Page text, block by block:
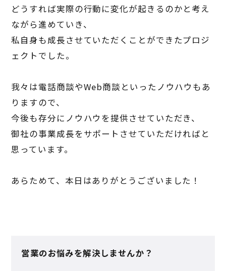
どうすれば実際の行動に変化が起きるのかと考え
ながら進めていき、
私自身も成長させていただくことができたプロジ
ェクトでした。
我々は電話商談やWeb商談といったノウハウもあ
りますので、
今後も存分にノウハウを提供させていただき、
御社の事業成長をサポートさせていただければと
思っています。
あらためて、本日はありがとうございました！
営業のお悩みを解決しませんか？